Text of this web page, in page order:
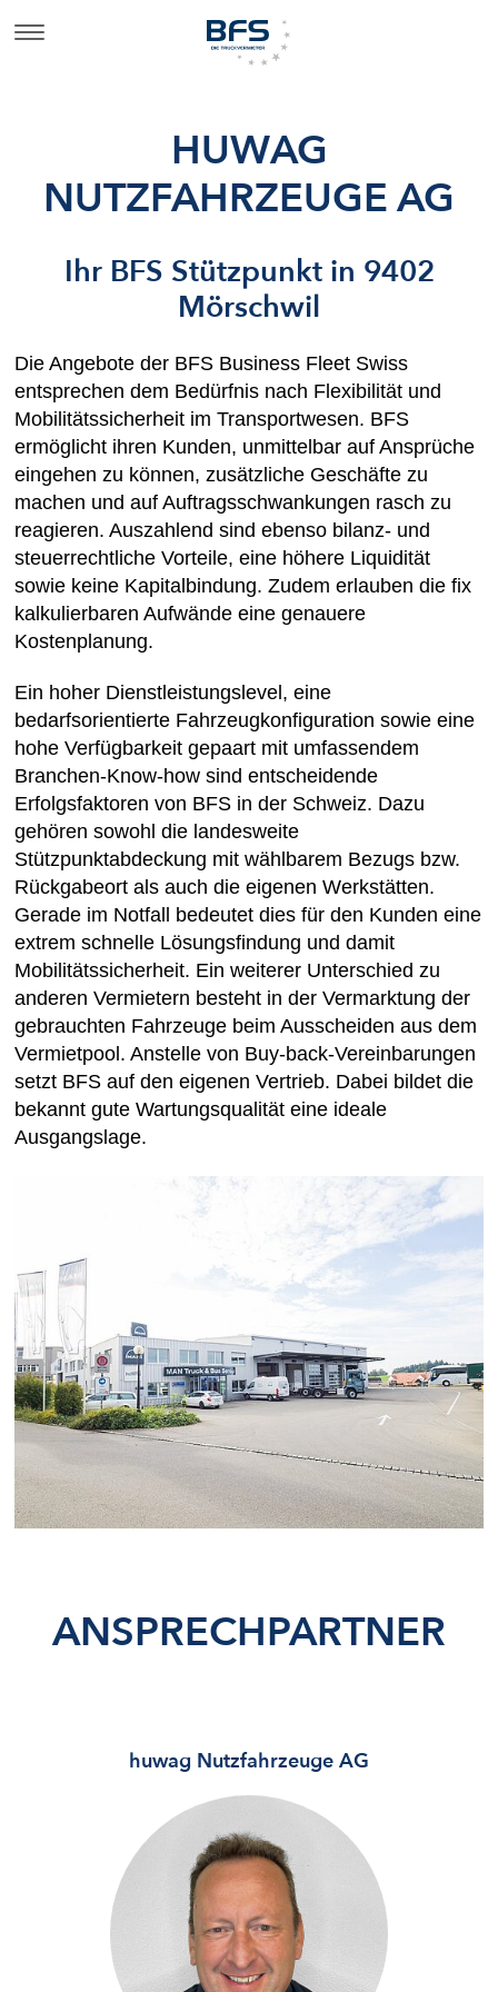
HUWAG
NUTZFAHRZEUGE AG
Ihr BFS Stützpunkt in 9402
Mörschwil
Die Angebote der BFS Business Fleet Swiss
entsprechen dem Bedürfnis nach Flexibilität und
Mobilitätssicherheit im Transportwesen. BFS
ermöglicht ihren Kunden, unmittelbar auf Ansprüche
eingehen zu können, zusätzliche Geschäfte zu
machen und auf Auftragsschwankungen rasch zu
reagieren. Auszahlend sind ebenso bilanz- und
steuerrechtliche Vorteile, eine höhere Liquidität
sowie keine Kapitalbindung. Zudem erlauben die fix
kalkulierbaren Aufwände eine genauere
Kostenplanung.
Ein hoher Dienstleistungslevel, eine
bedarfsorientierte Fahrzeugkonfiguration sowie eine
hohe Verfügbarkeit gepaart mit umfassendem
Branchen-Know-how sind entscheidende
Erfolgsfaktoren von BFS in der Schweiz. Dazu
gehören sowohl die landesweite
Stützpunktabdeckung mit wählbarem Bezugs bzw.
Rückgabeort als auch die eigenen Werkstätten.
Gerade im Notfall bedeutet dies für den Kunden eine
extrem schnelle Lösungsfindung und damit
Mobilitätssicherheit. Ein weiterer Unterschied zu
anderen Vermietern besteht in der Vermarktung der
gebrauchten Fahrzeuge beim Ausscheiden aus dem
Vermietpool. Anstelle von Buy-back-Vereinbarungen
setzt BFS auf den eigenen Vertrieb. Dabei bildet die
bekannt gute Wartungsqualität eine ideale
Ausgangslage.
ANSPRECH­PARTNER
huwag Nutzfahrzeuge AG